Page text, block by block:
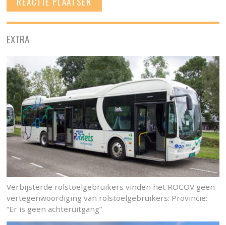
EXTRA
Verbijsterde rolstoelgebruikers vinden het ROCOV geen
vertegenwoordiging van rolstoelgebruikers: Provincie:
“Er is geen achteruitgang”